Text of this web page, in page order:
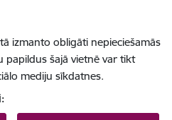
izmanto obligāti nepieciešamās
papildus šajā vietnē var tikt
mediju sīkdatnes.